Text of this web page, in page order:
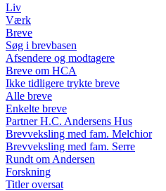
Liv
Værk
Breve
Søg i brevbasen
Afsendere og modtagere
Breve om HCA
Ikke tidligere trykte breve
Alle breve
Enkelte breve
Partner H.C. Andersens Hus
Brevveksling med fam. Melchior
Brevveksling med fam. Serre
Rundt om Andersen
Forskning
Titler oversat